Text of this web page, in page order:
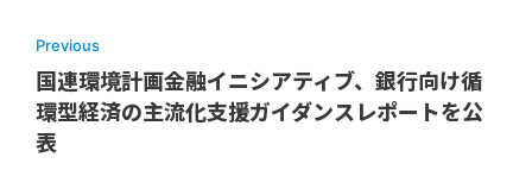
Previous
国連環境計画金融イニシアティブ、銀行向け循
環型経済の主流化支援ガイダンスレポートを公
表